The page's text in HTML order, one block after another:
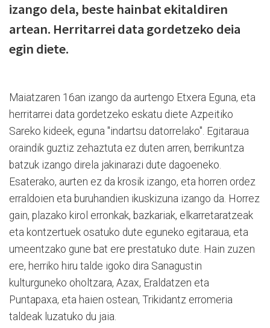
izango dela, beste hainbat ekitaldiren
artean. Herritarrei data gordetzeko deia
egin diete.
Maiatzaren 16an izango da aurtengo Etxera Eguna, eta
herritarrei data gordetzeko eskatu diete Azpeitiko
Sareko kideek, eguna "indartsu datorrelako". Egitaraua
oraindik guztiz zehaztuta ez duten arren, berrikuntza
batzuk izango direla jakinarazi dute dagoeneko.
Esaterako, aurten ez da krosik izango, eta horren ordez
erraldoien eta buruhandien ikuskizuna izango da. Horrez
gain, plazako kirol erronkak, bazkariak, elkarretaratzeak
eta kontzertuek osatuko dute eguneko egitaraua, eta
umeentzako gune bat ere prestatuko dute. Hain zuzen
ere, herriko hiru talde igoko dira Sanagustin
kulturguneko oholtzara, Azax, Eraldatzen eta
Puntapaxa, eta haien ostean, Trikidantz erromeria
taldeak luzatuko du jaia.